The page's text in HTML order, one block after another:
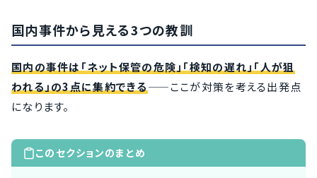
国内事件から見える3つの教訓
国内の事件は「ネット保管の危険」「検知の遅れ」「人が狙
われる」の3点に集約できる——ここが対策を考える出発点
になります。
このセクションのまとめ